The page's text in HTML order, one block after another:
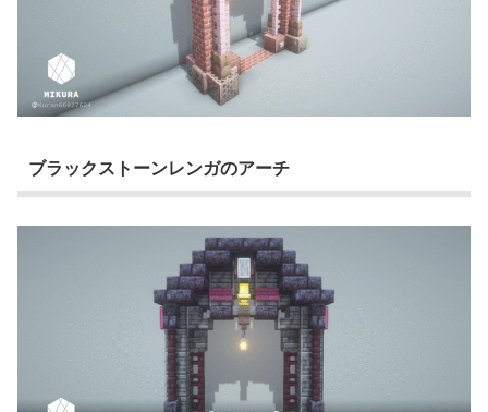
ブラックストーンレンガのアーチ